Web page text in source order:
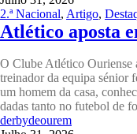
2.ª Nacional, Artigo,
Atlético aposta
O Clube Atlético
treinador da equipa sénior
um homem da casa,
dadas tanto no futebol de
derbydeourem